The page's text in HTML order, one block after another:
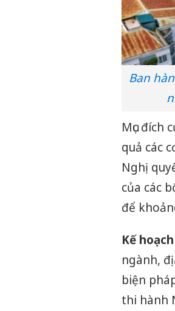
Ban
Mục
quả các
Nghị
của các
để
Kế hoạch
ngành,
biện
thi hành